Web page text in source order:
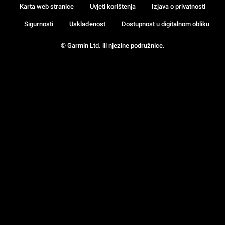
© Garmin Ltd. ili njezine podružnice.
Karta web stranice Uvjeti korištenja Izjava o privatnosti
Sigurnosti Usklađenost Dostupnost u digitalnom obliku